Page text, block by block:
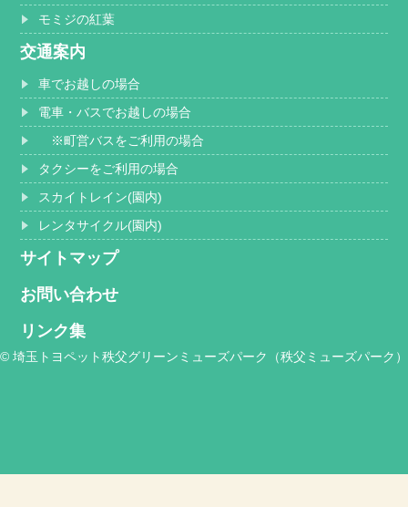
モミジの紅葉
交通案内
車でお越しの場合
電車・バスでお越しの場合
※町営バスをご利用の場合
タクシーをご利用の場合
スカイトレイン(園内)
レンタサイクル(園内)
サイトマップ
お問い合わせ
リンク集
© 埼玉トヨペット秩父グリーンミューズパーク（秩父ミューズパーク）